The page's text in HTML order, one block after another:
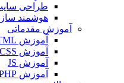
طراحی
هوشمند
آموزش مقدماتی
آموزش HTML
آموزش CSS
آموزش JS
آموزش PHP